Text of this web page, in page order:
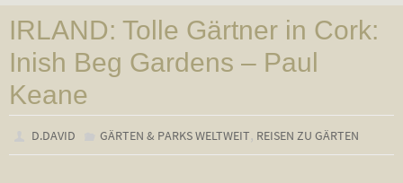
IRLAND: Tolle Gärtner in Cork:
Inish Beg Gardens – Paul
Keane
D.DAVID GÄRTEN & PARKS WELTWEIT, REISEN ZU GÄRTEN